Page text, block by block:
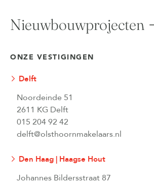
Nieuwbouwprojecten
ONZE VESTIGINGEN
Delft
Noordeinde 51
2611 KG Delft
015 204 92 42
delft@olsthoornmakelaars.nl
Den Haag | Haagse Hout
Johannes Bildersstraat 87